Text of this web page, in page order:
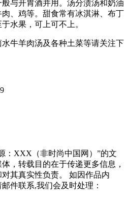
与开胃酒并用。汤分渍汤和奶油
、鸡等。甜食常有冰淇淋、布丁
水果，可上可不上。
牛羊肉汤及各种土菜等请关注下
：XXX（非时尚中国网）”的文
，转载目的在于传递更多信息，
其真实性负责。 如因作品内
件联系,我们会及时处理：